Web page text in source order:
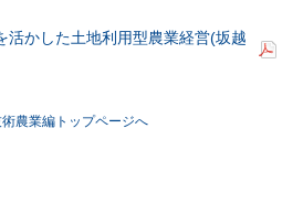
活かした土地利用型農業経営(坂越
農業編トップページへ